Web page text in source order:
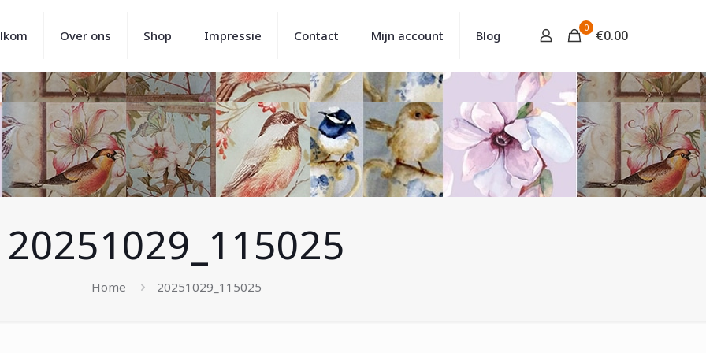
Over ons Shop Impressie Contact Mijn account Blog
0 €0.00
20251029_115025
Home 20251029_115025